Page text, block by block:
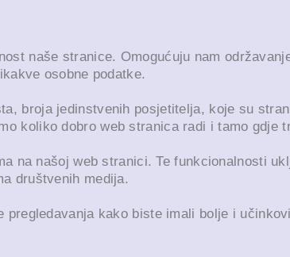
naše stranice. Omogućuju nam
osobne podatke.
broja jedinstvenih posjetitelja, koje su
koliko dobro web stranica radi i tamo gdje
na našoj web stranici. Te funkcionalnosti
društvenih medija.
kako biste imali bolje i